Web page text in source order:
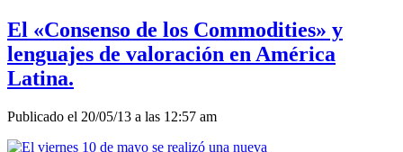
El «Consenso de los Commodities» y
lenguajes de valoración en América
Latina.
Publicado el 20/05/13 a las 12:57 am